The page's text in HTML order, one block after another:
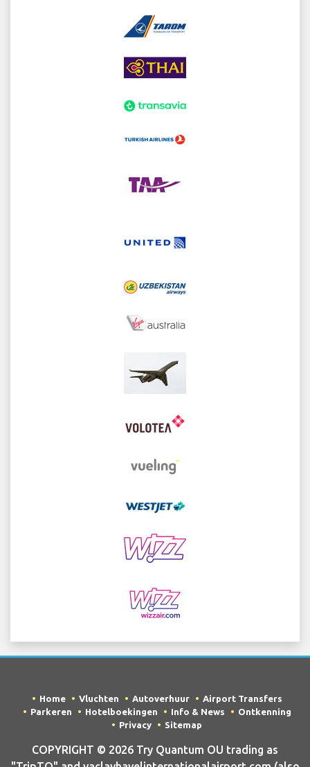
Home Vluchten Autoverhuur
Airport Transfers
Parkeren
Hotelboekingen Info & News
Ontkenning
Privacy
Sitemap
COPYRIGHT © 2026 Try Quantum OU trading as